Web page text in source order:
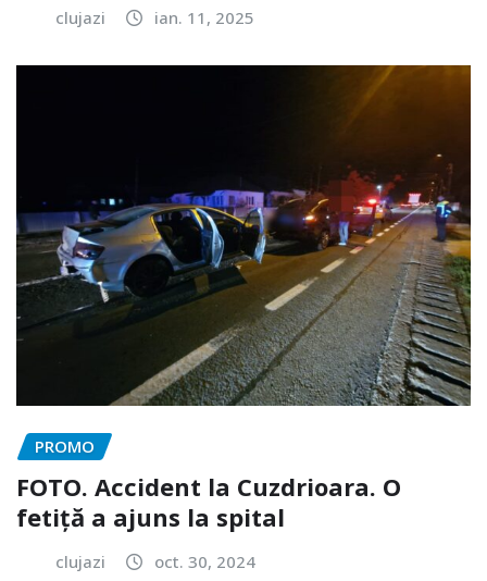
clujazi ian. 11, 2025
PROMO
FOTO. Accident la Cuzdrioara. O
fetiță a ajuns la spital
clujazi oct. 30, 2024